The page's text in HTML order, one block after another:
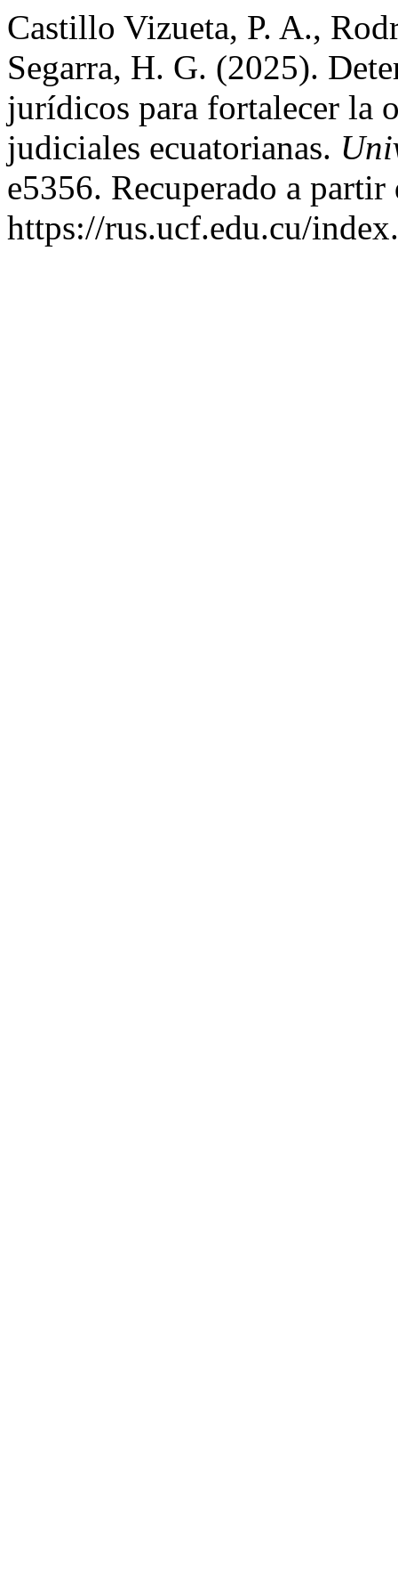
Castillo Vizueta, P. A.,
Segarra, H. G. (2025).
jurídicos para fortalecer la
judiciales ecuatorianas.
e5356. Recuperado a partir
https://rus.ucf.edu.cu/